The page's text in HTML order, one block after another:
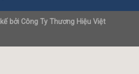
bởi Công Ty Thương Hiệu Việt